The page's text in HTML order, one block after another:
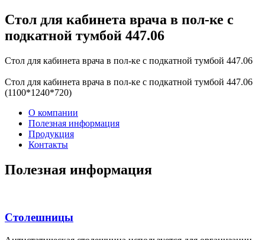
Стол для кабинета врача в пол-ке с
подкатной тумбой 447.06
Стол для кабинета врача в пол-ке с подкатной тумбой 447.06
Стол для кабинета врача в пол-ке с подкатной тумбой 447.06
(1100*1240*720)
О компании
Полезная информация
Продукция
Контакты
Полезная информация
Столешницы